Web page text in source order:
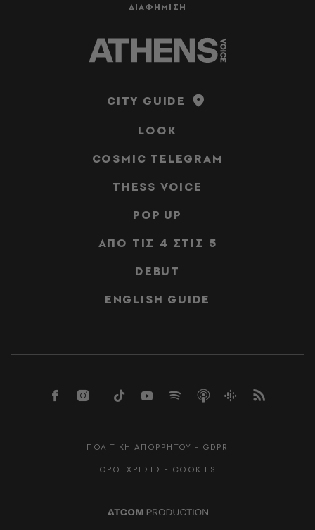
ΔΙΑΦΗΜΙΣΗ
CITY GUIDE
LOOK
COSMIC TELEGRAM
THESS VOICE
POP UP
ΑΠΟ ΤΙΣ 4 ΣΤΙΣ 5
DEBUT
ENGLISH GUIDE
ΠΟΛΙΤΙΚΗ ΑΠΟΡΡΗΤΟΥ - GDPR
ΟΡΟΙ ΧΡΗΣΗΣ - COOKIES